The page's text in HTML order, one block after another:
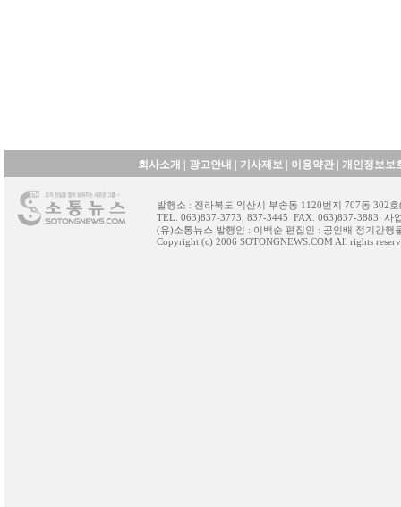
회사소개 광고안내 기사제보| 이용약관| 개인정보보
발행소 : 전라북도 익산시 부송동 1120번지 707동 302
TEL. 063)837-3773, 837-3445 FAX. 063)837-3883 사
(유)소통뉴스 발행인 : 이백순 편집인 : 공인배 정기간행
Copyright (c) 2006 SOTONGNEWS.COM All rights